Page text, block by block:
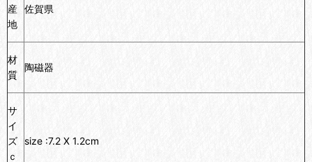
産
地
佐賀県
材
質
陶磁器
サ
イ
ズ
ｃ
size :7.2 X 1.2cm